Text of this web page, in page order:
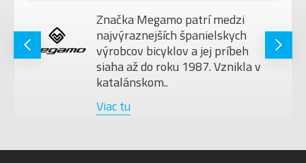
Značka Megamo patrí medzi
najvýraznejších španielskych
výrobcov bicyklov a jej príbeh
siaha až do roku 1987. Vznikla v
katalánskom..
Viac tu